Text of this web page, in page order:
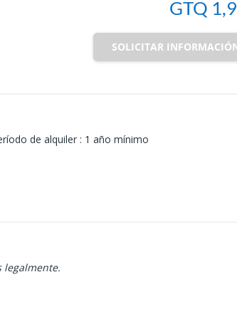
GTQ
SOLICITAR
de alquiler : 1 año mínimo
legalmente.